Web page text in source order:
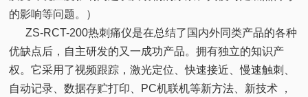
的影响等问题。）
ZS-RCT-200热刺痛仪是在总结了国内外同类产品的各种
优缺点后，自主研发的又一成功产品。拥有独立的知识产
权。它采用了视频跟踪，激光定位、快速接近、慢速触刺、
自动记录、数据存贮打印、PC机联机等新方法、新技术 ，